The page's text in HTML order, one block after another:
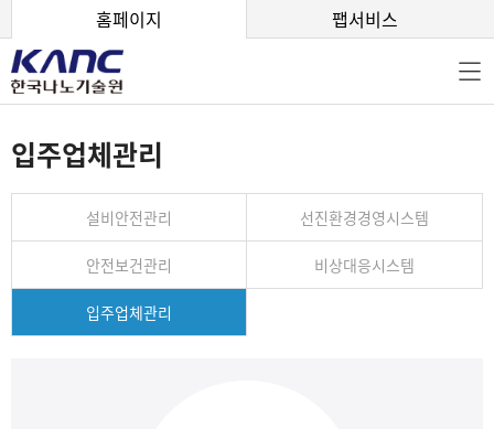
홈페이지 팹서비스
입주업체관리
설비안전관리 선진환경경영시스템
안전보건관리 비상대응시스템
입주업체관리